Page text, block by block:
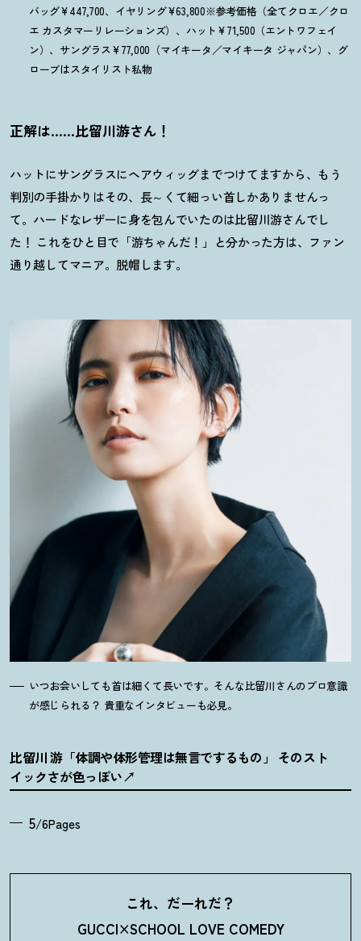
バッグ¥447,700、イヤリング¥63,800※参考価格（全てクロエ／クロ
エ カスタマーリレーションズ）、ハット¥71,500（エントワフェイ
ン）、サングラス¥77,000（マイキータ／マイキータ ジャパン）、グ
ローブはスタイリスト私物
正解は……比留川游さん ！
ハットにサングラスにヘアウィッグまでつけてますから、もう
判別の手掛かりはその、長～くて細っい首しかありませんっ
て。ハードなレザーに身を包んでいたのは比留川游さんでし
た ！ これをひと目で「游ちゃんだ ！ 」と分かった方は、ファン
通り越してマニア。脱帽します。
いつお会いしても首は細くて長いです。そんな比留川さんのプロ意識
が感じられる ？ 貴重なインタビューも必見。
比留川 游「体調や体形管理は無言でするもの」 そのスト
イックさが色っぽい
5/6Pages
これ、だーれだ ？
GUCCI×SCHOOL LOVE COMEDY